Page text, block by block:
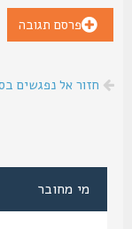
פרסם תגובה
חזור אל נפגשים בסליק
מי מחובר